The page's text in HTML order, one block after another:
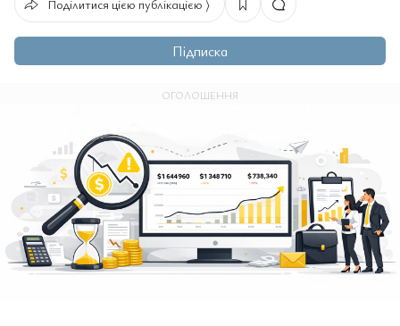
Поділитися цією публікацією ⟩
Підписка
ОГОЛОШЕННЯ